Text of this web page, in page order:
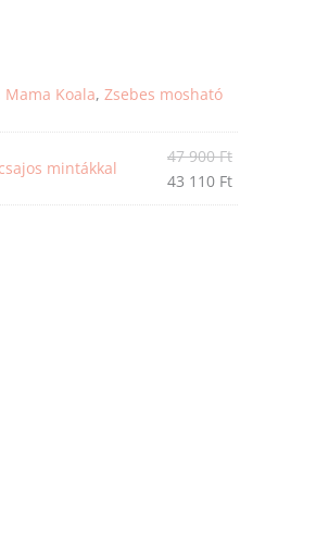
Mama Koala, Zsebes mosható
mintákkal
47 900Ft
43 110 Ft